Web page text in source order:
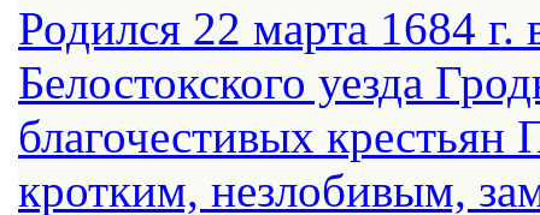
Родился 22 марта 1684 г.
Белостокского уезда
благочестивых
кротким, незлобивым,